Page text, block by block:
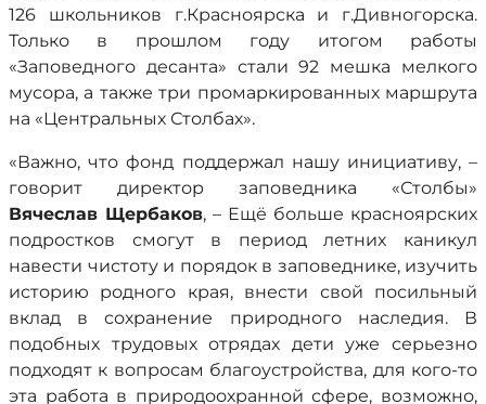
126 школьников г.Красноярска и г.Дивногорска.
Только в прошлом году итогом работы
«Заповедного десанта» стали 92 мешка мелкого
мусора, а также три промаркированных маршрута
на «Центральных Столбах».
«Важно, что фонд поддержал нашу инициативу, –
говорит директор заповедника «Столбы»
Вячеслав Щербаков, – Ещё больше красноярских
подростков смогут в период летних каникул
навести чистоту и порядок в заповеднике, изучить
историю родного края, внести свой посильный
вклад в сохранение природного наследия. В
подобных трудовых отрядах дети уже серьезно
подходят к вопросам благоустройства, для кого-то
эта работа в природоохранной сфере, возможно,